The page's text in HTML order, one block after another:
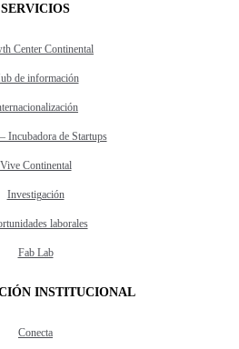
SERVICIOS
Center Continental
de información
Incubadora de Startups
Vive Continental
Investigación
laborales
Fab Lab
INSTITUCIONAL
Conecta